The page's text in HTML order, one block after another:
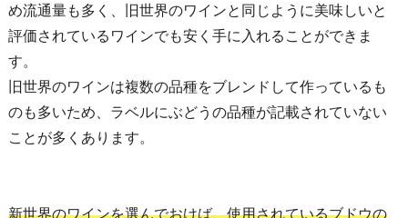
め流通量も多く、旧世界のワインと同じように美味しいと
評価されているワインでも安く手に入れることができま
す。
旧世界のワインは複数の品種をブレンドして作っているも
のも多いため、ラベルにぶどうの品種が記載されていない
ことが多くあります。
新世界のワインを選んでおけば、使用されているブドウの